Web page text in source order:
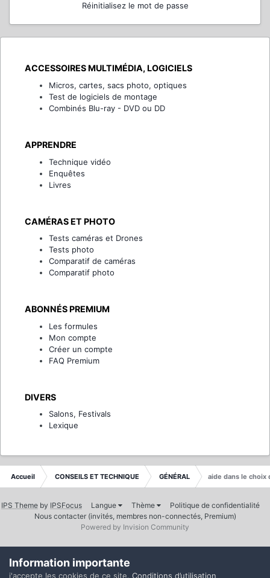
Réinitialisez le mot de passe
ACCESSOIRES MULTIMÉDIA, LOGICIELS
Micros, cartes, sacs photo, optiques
Test de logiciels de montage
Combinés Blu-ray - DVD ou DD
APPRENDRE
Technique vidéo
Enquêtes
Livres
CAMÉRAS ET PHOTO
Tests caméras et Drones
Tests photo
Comparatif de caméras
Comparatif photo
ABONNÉS PREMIUM
Les formules
Mon compte
Créer un compte
FAQ Premium
DIVERS
Salons, Festivals
Lexique
Accueil CONSEILS ET TECHNIQUE GÉNÉRAL aide dans le choix
IPS Theme by IPSFocus Langue Thème
Politique de confidentialité
Nous contacter (invités, membres non-connectés, Premium)
Powered by Invision Community
Information importante
j'accepte les cookies de ce site. Conditions d’utilisation